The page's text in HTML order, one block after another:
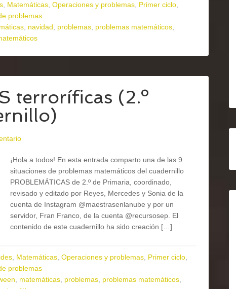
Matemáticas Operaciones y problemas Primer ciclo
problemas
navidad problemas problemas matemáticos
terroríficas (2.º
¡Hola a todos! En esta entrada comparto una de las 9
situaciones de problemas matemáticos del cuadernillo
PROBLEMÁTICAS de 2.º de Primaria, coordinado,
revisado y editado por Reyes, Mercedes y Sonia de la
cuenta de Instagram @maestrasenlanube y por un
servidor, Fran Franco, de la cuenta @recursosep. El
contenido de este cuadernillo ha sido creación […]
Matemáticas Operaciones y problemas Primer ciclo
problemas
matemáticas problemas problemas matemáticos